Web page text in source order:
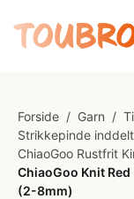
Forside / Garn /
Strikkepinde
ChiaoGoo Rustfrit
ChiaoGoo Knit
(2-8mm)